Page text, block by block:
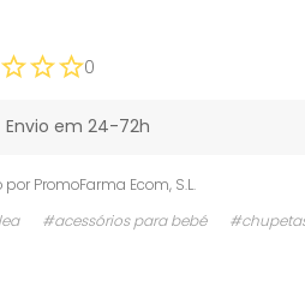
0
Envio em 24-72h
por PromoFarma Ecom, S.L.
#acessórios para bebé